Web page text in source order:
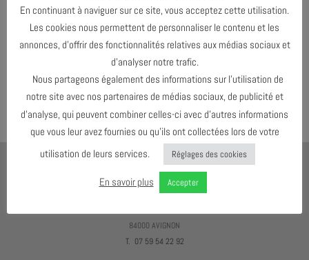
Both comments and trackbacks are currently closed.
Précédent
Suivant→
AJMI
LE MEILLEUR MOYEN D'ÉCOUTER DU JAZZ C'EST D'EN VOIR !
84000 AVIGNON
T. 07 59 54 22 92
En continuant à naviguer sur ce site, vous acceptez cette utilisation.
Les cookies nous permettent de personnaliser le contenu et les
annonces, d’offrir des fonctionnalités relatives aux médias sociaux et
d’analyser notre trafic.
Nous partageons également des informations sur l’utilisation de
notre site avec nos partenaires de médias sociaux, de publicité et
d’analyse, qui peuvent combiner celles-ci avec d’autres informations
que vous leur avez fournies ou qu’ils ont collectées lors de votre
utilisation de leurs services.
Réglages des cookies
En savoir plus Accepter